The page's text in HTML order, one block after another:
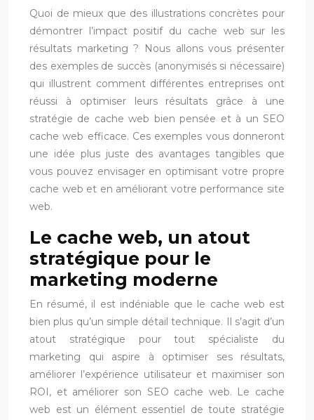
Quoi de mieux que des illustrations concrètes pour
démontrer l’impact positif du cache web sur les
résultats marketing ? Nous allons vous présenter
des exemples de succès (anonymisés si nécessaire)
qui illustrent comment différentes entreprises ont
réussi à optimiser leurs résultats grâce à une
stratégie de cache web bien pensée et à un SEO
cache web efficace. Ces exemples vous donneront
une idée plus juste des avantages tangibles que
vous pouvez envisager en optimisant votre propre
cache web et en améliorant votre performance site
web.
Le cache web, un atout
stratégique pour le
marketing moderne
En résumé, il est indéniable que le cache web est
bien plus qu’un simple détail technique. Il s’agit d’un
atout stratégique pour tout spécialiste du
marketing qui aspire à optimiser ses résultats,
améliorer l’expérience utilisateur et maximiser son
ROI, et améliorer son SEO cache web. Le cache
web est un élément essentiel de toute stratégie